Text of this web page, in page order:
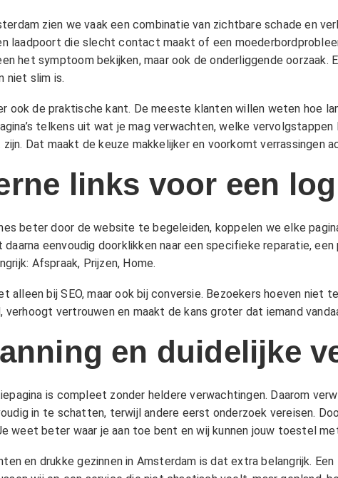
zien we vaak een combinatie van zichtbare schade en
laadpoort die slecht contact maakt of een
het symptoom bekijken, maar ook de onderliggende
niet slim is.
ook de praktische kant. De meeste klanten willen weten hoe
telkens uit wat je mag verwachten, welke
Dat maakt de keuze makkelijker en voorkomt verrassingen
links voor een
beter door de website te begeleiden, koppelen we elke
eenvoudig doorklikken naar een specifieke reparatie,
Afspraak, Prijzen, Home.
alleen bij SEO, maar ook bij conversie. Bezoekers hoeven niet
vertrouwen en maakt de kans groter dat iemand
en duidelijke
is compleet zonder heldere verwachtingen. Daarom
in te schatten, terwijl andere eerst onderzoek vereisen.
weet beter waar je aan toe bent en wij kunnen jouw toestel
en drukke gezinnen in Amsterdam is dat extra belangrijk.